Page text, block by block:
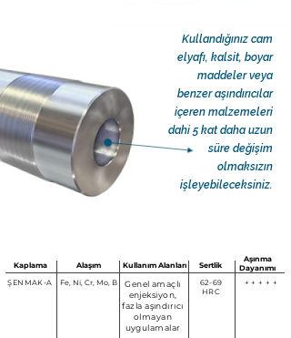
Kullandığınız cam
elyafı, kalsit, boyar
maddeler veya
benzer aşındırıcılar
içeren malzemeleri
dahi 5 kat daha uzun
süre değişim
olmaksızın
işleyebileceksiniz.
Kaplama Alaşım Kullanım Alanları Sertlik
Aşınma
Dayanımı
ŞENMAK-A
Fe, Ni, Cr, Mo, B
Genel amaçlı
enjeksiyon,
fazla aşındırıcı
olmayan
uygulamalar
62-69
HRC
+ + + + +